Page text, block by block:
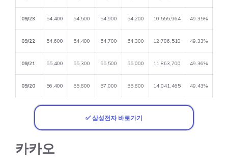
09/23 54,400 54,500 54,900 54,200 10,555,964 49.35%
09/22 54,600 54,400 54,700 54,300 12,786,510 49.33%
09/21 55,400 55,300 55,500 55,000 11,863,700 49.36%
09/20 56,400 55,800 57,000 55,800 14,041,465 49.43%
✅ 삼성전자 바로가기
카카오